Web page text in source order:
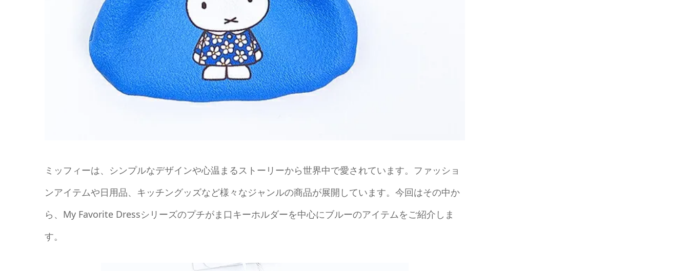
ミッフィーは、シンプルなデザインや心温まるストーリーから世界中で愛されています。ファッショ
ンアイテムや日用品、キッチングッズなど様々なジャンルの商品が展開しています。今回はその中か
ら、My Favorite Dressシリーズのプチがま口キーホルダーを中心にブルーのアイテムをご紹介しま
す。